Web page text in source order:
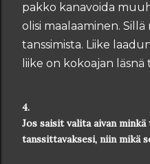
pakko kanavoida
olisi maalaaminen.
tanssimista. Liike
liike on kokoajan läsnä
4.
Jos saisit valita aivan
tanssittavaksesi, niin mikä